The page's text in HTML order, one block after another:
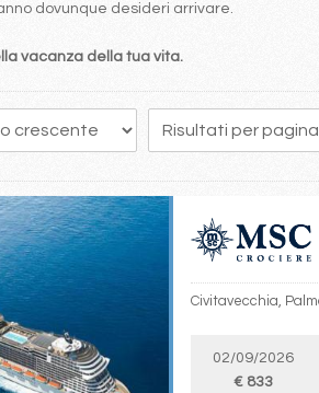
dovunque desideri arrivare.
vacanza della tua vita.
196 197 198 199 200
Civitavecchia,
02/09/2026
€ 833